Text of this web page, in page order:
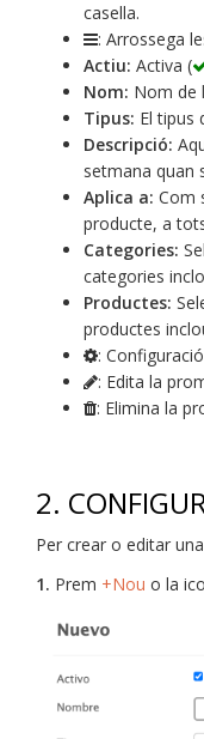
casella.
: Arrossega
Actiu: Activa (
Nom: Nom de
Tipus: El tipus
Descripció:
setmana quan
Aplica a: Com
producte, a
Categories:
categories
Productes:
productes
:
: Edita la
: Elimina la
2.
Per crear o editar
1. Prem +Nou o la